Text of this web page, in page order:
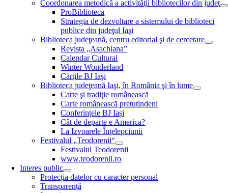
Coordonarea metodică a activităţii bibliotecilor din judeţ
ProBiblioteca
Strategia de dezvoltare a sistemului de biblioteci
publice din judeţul Iaşi
Biblioteca judeţeană, centru editorial şi de cercetare
Revista „Asachiana”
Calendar Cultural
Winter Wonderland
Cărţile BJ Iaşi
Biblioteca judeţeană Iaşi, în România şi în lume
Carte şi tradiţie românească
Carte românească pretutindeni
Conferințele BJ Iași
Cât de departe e America?
La Izvoarele Înţelepciunii
Festivalul „Teodorenii“
Festivalul Teodorenii
www.teodorenii.ro
Interes public
Protecția datelor cu caracter personal
Transparență